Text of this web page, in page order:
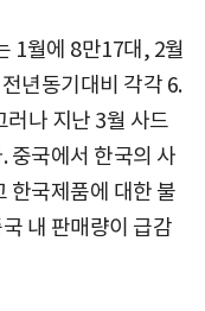
1월에 8만17대, 2월
년동기대비 각각 6.
나 지난 3월 사드
중국에서 한국의 사
한국제품에 대한 불
내 판매량이 급감